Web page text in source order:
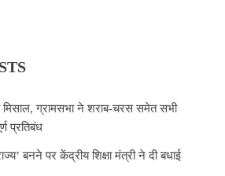
मिसाल, ग्रामसभा ने शराब-चरस समेत सभी
प्रतिबंध
बनने पर केंद्रीय शिक्षा मंत्री ने दी बधाई